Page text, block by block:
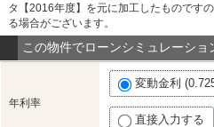
タ【2016年度】を元に加工したものです
る場合がございます。
この物件でローンシミュレーショ
年利率
変動金利
直接入力する